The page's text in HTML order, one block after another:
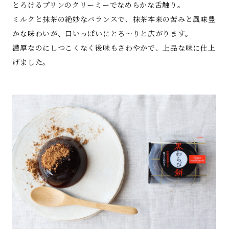
とろけるプリンのクリーミーでなめらかな舌触り。
ミルクと抹茶の絶妙なバランスで、抹茶本来の苦みと風味豊
かな味わいが、口いっぱいにとろ～りと広がります。
濃厚なのにしつこくなく後味もさわやかで、上品な味に仕上
げました。